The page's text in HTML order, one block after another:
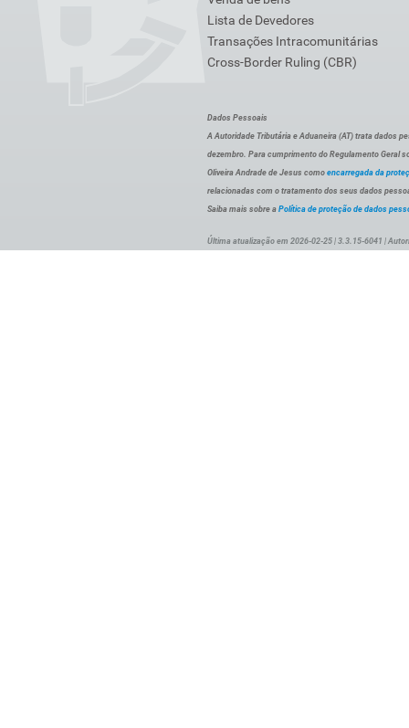
Lista de Devedores
Transações Intracomunitárias
Cross-Border Ruling (CBR)
Dados Pessoais
A Autoridade Tributária e Aduaneira (AT) trata dados
dezembro. Para cumprimento do Regulamento Geral
Oliveira Andrade de Jesus como encarregada da
relacionadas com o tratamento dos seus dados
Saiba mais sobre a Política de proteção de dados
Última atualização em 2026-02-25 | 3.3.15-6041 |